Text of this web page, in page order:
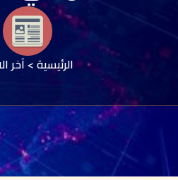
الرئيسية>آخر